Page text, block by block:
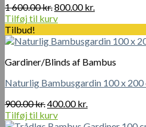
1 600.00kr.Den
oprindelige
var:
600.00 kr..
800.00kr.
er:
Tilføj til kurv
Tilbud!
Gardiner/Blinds af Bambus
Naturlig Bambusgardin 100 x 200
900.00kr.Den
oprindelige
400.00kr.
Tilføj til kurv